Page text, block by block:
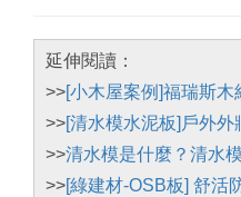
延伸閱讀：
>>[小木屋案例]福瑞斯
>>[清水模水泥板]戶外外
>>清水模是什麼？清水
>>[綠建材-OSB板] 舒活